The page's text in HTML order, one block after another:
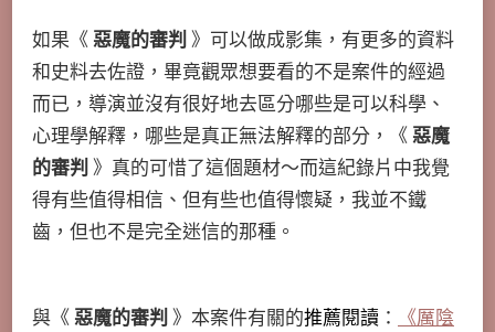
如果《惡魔的審判》可以做成影集，有更多的資料
和史料去佐證，畢竟觀眾想要看的不是案件的經過
而已，導演並沒有很好地去區分哪些是可以科學、
心理學解釋，哪些是真正無法解釋的部分，《惡魔
的審判》真的可惜了這個題材～而這紀錄片中我覺
得有些值得相信、但有些也值得懷疑，我並不鐵
齒，但也不是完全迷信的那種。
與《惡魔的審判》本案件有關的推薦閱讀 ：
《厲陰